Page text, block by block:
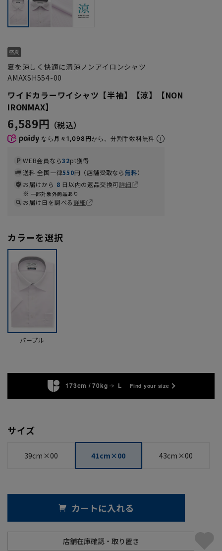
夏を涼しく快適に清涼ノンアイロンシャツ
AMAXSH554-00
ワイドカラーワイシャツ【半袖】【涼】【NON
IRONMAX】
6,589円
なら 月々1,098円から。分割手数料無料
WEB会員なら32pt獲得
送料 全国一律550円（店舗受取なら無料）
お届けから 8 日以内の返品交換可詳細
一部対象外商品あり
お届け日を調べる詳細
カラーを選択
パープル
173cm / 70kg L Find your size
サイズ
39cm×00 41cm×00 43cm×00
カートに入れる